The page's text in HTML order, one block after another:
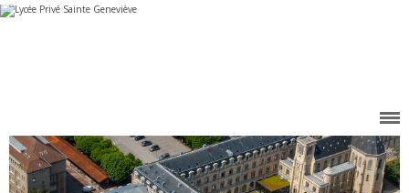
Aller
au
Outils
personnels